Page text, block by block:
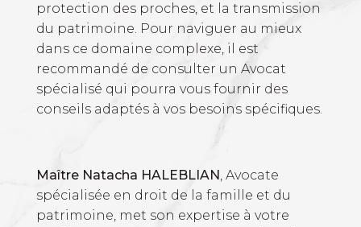
protection des proches, et la transmission
du patrimoine. Pour naviguer au mieux
dans ce domaine complexe, il est
recommandé de consulter un Avocat
spécialisé qui pourra vous fournir des
conseils adaptés à vos besoins spécifiques.
Maître Natacha HALEBLIAN , Avocate
spécialisée en droit de la famille et du
patrimoine, met son expertise à votre